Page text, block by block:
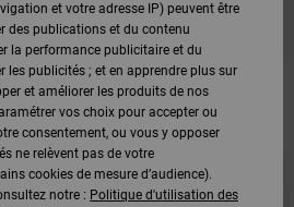
DE RETOUR
VOUS PLAIRE
NOUVEAUTÉ
et votre adresse IP) peuvent être
des publications et du contenu
la performance publicitaire et du
les publicités ; et en apprendre plus sur
et améliorer les produits de nos
vos choix pour accepter ou
consentement, ou vous y opposer
ne relèvent pas de votre
cookies de mesure d’audience).
notre : Politique d'utilisation des